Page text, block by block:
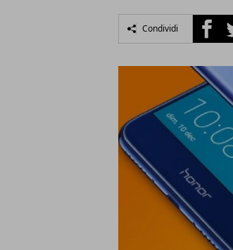
Condividi